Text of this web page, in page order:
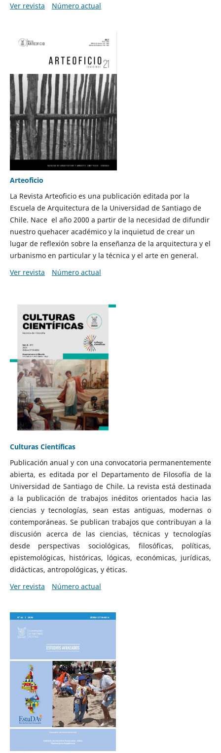
Ver revista
Número actual
Arteoficio
La Revista Arteoficio es una publicación editada por la
Escuela de Arquitectura de la Universidad de Santiago de
Chile. Nace el año 2000 a partir de la necesidad de difundir
nuestro quehacer académico y la inquietud de crear un
lugar de reflexión sobre la enseñanza de la arquitectura y el
urbanismo en particular y la técnica y el arte en general.
Ver revista
Número actual
Culturas Científicas
Publicación anual y con una convocatoria permanentemente
abierta, es editada por el Departamento de Filosofía de la
Universidad de Santiago de Chile. La revista está destinada
a la publicación de trabajos inéditos orientados hacia las
ciencias y tecnologías, sean estas antiguas, modernas o
contemporáneas. Se publican trabajos que contribuyan a la
discusión acerca de las ciencias, técnicas y tecnologías
desde perspectivas sociológicas, filosóficas, políticas,
epistemológicas, históricas, lógicas, económicas, jurídicas,
didácticas, antropológicas, y éticas.
Ver revista
Número actual